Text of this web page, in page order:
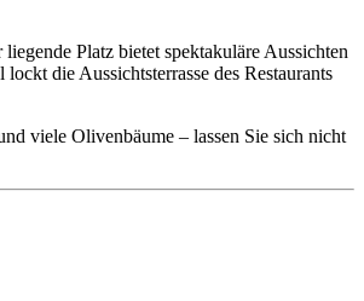
Platz bietet spektakuläre Aussichten
die Aussichtsterrasse des Restaurants
viele Olivenbäume – lassen Sie sich nicht